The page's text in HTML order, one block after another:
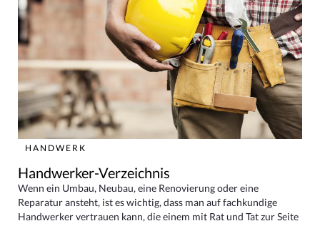
HANDWERK
Handwerker-Verzeichnis
Wenn ein Umbau, Neubau, eine Renovierung oder eine
Reparatur ansteht, ist es wichtig, dass man auf fachkundige
Handwerker vertrauen kann, die einem mit Rat und Tat zur Seite